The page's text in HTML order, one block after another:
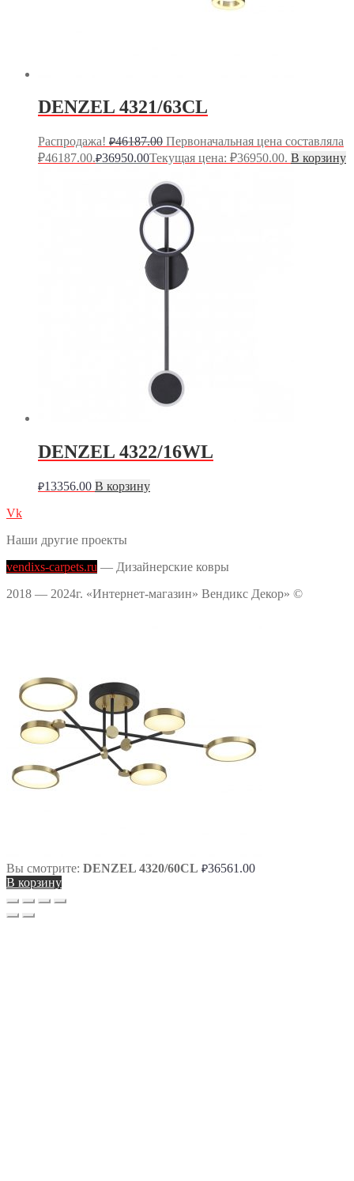
DENZEL 4321/63CL
Распродажа! ₽46187.00 Первоначальная цена составляла
₽46187.00.₽36950.00Текущая цена: ₽36950.00. В корзину
DENZEL 4322/16WL
₽13356.00 В корзину
Vk
Наши другие проекты
vendixs-carpets.ru — Дизайнерские ковры
2018 — 2024г. «Интернет-магазин» Вендикс Декор» ©
Вы смотрите: DENZEL 4320/60CL ₽36561.00
В корзину